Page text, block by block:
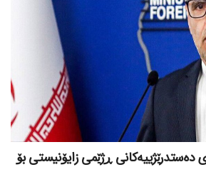
دەستدرێژییەکانی ڕژێمی زایۆنیستی بۆ